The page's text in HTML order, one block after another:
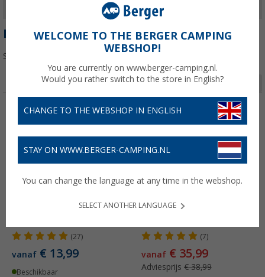
FILTER WEERGEVEN
PROCAR
Sorteren:
Pagina 1 van 2
(27)
vanaf € 13,99
Beschikbaar
-7%
Drievoudige contactdoos
(7)
vanaf € 35,99
Adviesprijs € 38,99
WELCOME TO THE BERGER CAMPING
WEBSHOP!
You are currently on www.berger-camping.nl.
Would you rather switch to the store in English?
CHANGE TO THE WEBSHOP IN ENGLISH
STAY ON WWW.BERGER-CAMPING.NL
You can change the language at any time in the webshop.
SELECT ANOTHER LANGUAGE